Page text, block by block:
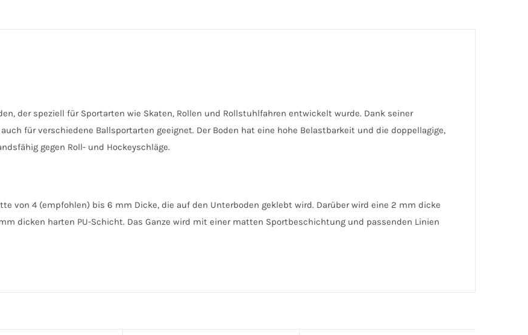
der speziell für Sportarten wie Skaten, Rollen und Rollstuhlfahren entwickelt wurde. Dank seiner
für verschiedene Ballsportarten geeignet. Der Boden hat eine hohe Belastbarkeit und die doppellagige,
gegen Roll- und Hockeyschläge.
von 4 (empfohlen) bis 6 mm Dicke, die auf den Unterboden geklebt wird. Darüber wird eine 2 mm dicke
dicken harten PU-Schicht. Das Ganze wird mit einer matten Sportbeschichtung und passenden Linien